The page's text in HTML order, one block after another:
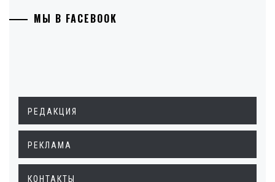
МЫ В FACEBOOK
РЕДАКЦИЯ
РЕКЛАМА
КОНТАКТЫ